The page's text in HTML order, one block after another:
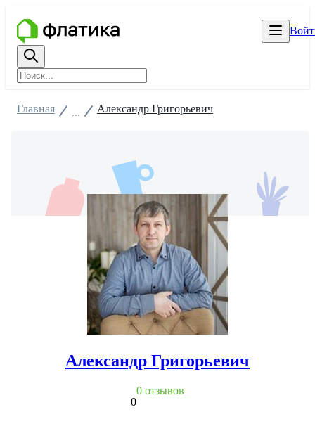
Главная Александр Григорьевич
Александр Григорьевич
0
0 отзывов